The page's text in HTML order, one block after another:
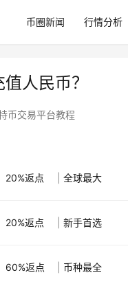
币圈新闻 行情分析
人民币？
币交易平台教程
20%返点 全球最大
20%返点 新手首选
60%返点 币种最全